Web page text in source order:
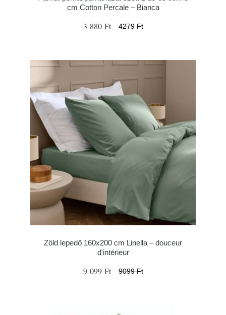
cm Cotton Percale – Bianca
3 880 Ft 4279 Ft
Zöld lepedő 160x200 cm Linella – douceur
d'intérieur
9 099 Ft 9099 Ft